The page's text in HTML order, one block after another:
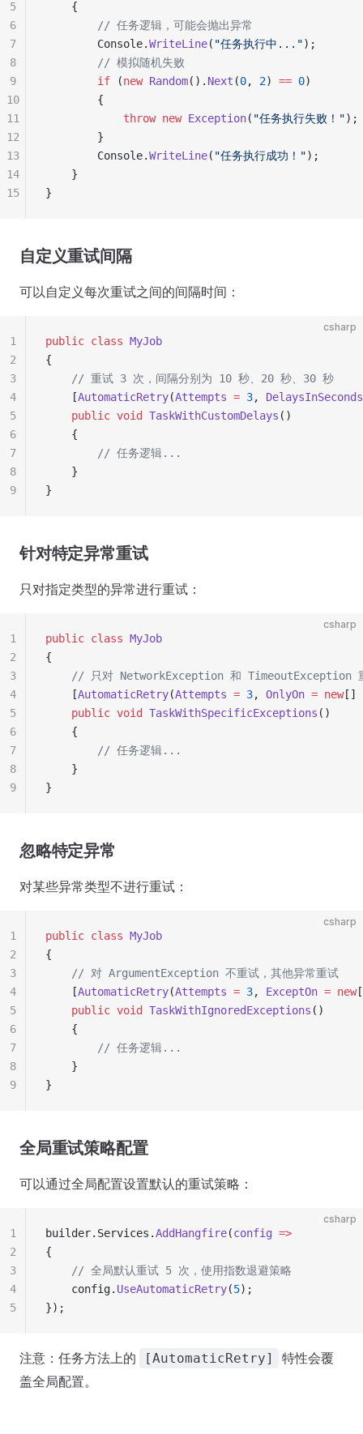
    {
        // 任务逻辑，可能会抛出异常
        Console.
WriteLine( "任务执行中...");
        // 模拟随机失败
        if
(new Random(). Next (0, 2) == 0)
        {
            throw
new Exception( "任务执行失败！");
        }
        Console.
WriteLine( "任务执行成功！");
    }
}
5
6
7
8
9
10
11
12
13
14
15
自定义重试间隔
可以自定义每次重试之间的间隔时间：
csharp
public class MyJob
{
    // 重试 3 次，间隔分别为 10 秒、20 秒、30 秒
    [
AutomaticRetry(Attempts = 3, DelaysInSeconds
    public
void TaskWithCustomDelays ()
    {
        // 任务逻辑...
    }
}
1
2
3
4
5
6
7
8
9
针对特定异常重试
只对指定类型的异常进行重试：
csharp
public class MyJob
{
// 只对 NetworkException 和 TimeoutException
    [
AutomaticRetry(Attempts = 3, OnlyOn = new[]
    public
void TaskWithSpecificExceptions ()
    {
        // 任务逻辑...
    }
}
1
2
3
4
5
6
7
8
9
忽略特定异常
对某些异常类型不进行重试：
csharp
public class MyJob
{
    // 对 ArgumentException 不重试，其他异常重试
    [
AutomaticRetry(Attempts = 3, ExceptOn = new
    public
void TaskWithIgnoredExceptions ()
    {
        // 任务逻辑...
    }
}
1
2
3
4
5
6
7
8
9
全局重试策略配置
可以通过全局配置设置默认的重试策略：
csharp
builder.Services.AddHangfire(config =>
{
    // 全局默认重试 5 次，使用指数退避策略
    config.
UseAutomaticRetry(5);
});
1
2
3
4
5
注意：任务方法上的 [AutomaticRetry]
特性会覆
盖全局配置。